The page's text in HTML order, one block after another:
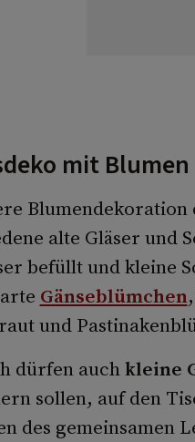
mit Blumen
alte Gläser und
befüllt und kleine
Gänseblümchen,
und
dürfen auchkleine
sollen, auf den
des gemeinsamen